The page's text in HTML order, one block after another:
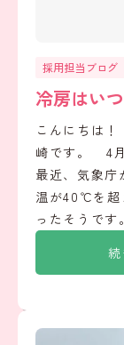
続
採用担当ブログ
冷房はい
こんにちは
崎です。 4月
最近、気象庁
温が40℃を超
ったそうで